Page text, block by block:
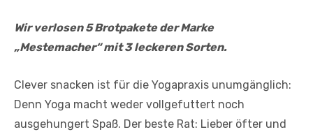
Wir verlosen 5 Brotpakete der Marke
„Mestemacher“ mit 3 leckeren Sorten.
Clever snacken ist für die Yogapraxis unumgänglich:
Denn Yoga macht weder vollgefuttert noch
ausgehungert Spaß. Der beste Rat: Lieber öfter und